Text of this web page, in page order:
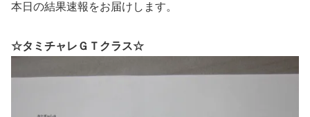
本日の結果速報をお届けします。
☆タミチャレＧＴクラス☆